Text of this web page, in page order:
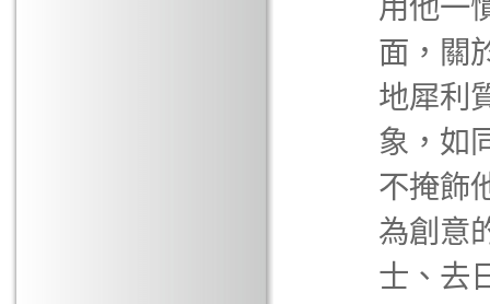
用他一
面，關
地犀利
象，如
不掩飾
為創意
士、去